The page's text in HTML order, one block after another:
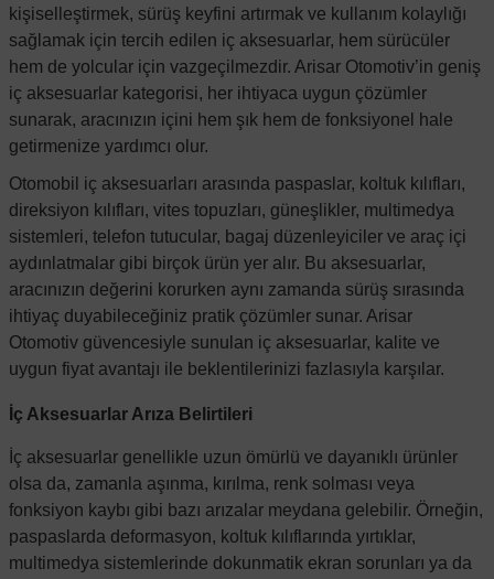
kişiselleştirmek, sürüş keyfini artırmak ve kullanım kolaylığı
sağlamak için tercih edilen iç aksesuarlar, hem sürücüler
hem de yolcular için vazgeçilmezdir. Arisar Otomotiv’in geniş
iç aksesuarlar kategorisi, her ihtiyaca uygun çözümler
sunarak, aracınızın içini hem şık hem de fonksiyonel hale
getirmenize yardımcı olur.
Otomobil iç aksesuarları arasında paspaslar, koltuk kılıfları,
direksiyon kılıfları, vites topuzları, güneşlikler, multimedya
sistemleri, telefon tutucular, bagaj düzenleyiciler ve araç içi
aydınlatmalar gibi birçok ürün yer alır. Bu aksesuarlar,
aracınızın değerini korurken aynı zamanda sürüş sırasında
ihtiyaç duyabileceğiniz pratik çözümler sunar. Arisar
Otomotiv güvencesiyle sunulan iç aksesuarlar, kalite ve
uygun fiyat avantajı ile beklentilerinizi fazlasıyla karşılar.
İç Aksesuarlar Arıza Belirtileri
İç aksesuarlar genellikle uzun ömürlü ve dayanıklı ürünler
olsa da, zamanla aşınma, kırılma, renk solması veya
fonksiyon kaybı gibi bazı arızalar meydana gelebilir. Örneğin,
paspaslarda deformasyon, koltuk kılıflarında yırtıklar,
multimedya sistemlerinde dokunmatik ekran sorunları ya da